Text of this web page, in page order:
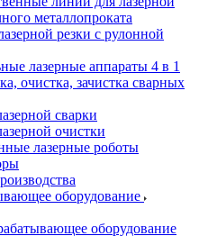
металлопроката
резки с рулонной
лазерные аппараты 4 в 1
очистка, зачистка сварных
сварки
очистки
лазерные роботы
оборудование
оборудование